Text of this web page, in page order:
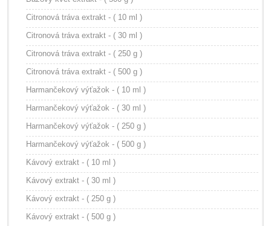
Citronová tráva extrakt - ( 10 ml )
Citronová tráva extrakt - ( 30 ml )
Citronová tráva extrakt - ( 250 g )
Citronová tráva extrakt - ( 500 g )
Harmančekový výťažok - ( 10 ml )
Harmančekový výťažok - ( 30 ml )
Harmančekový výťažok - ( 250 g )
Harmančekový výťažok - ( 500 g )
Kávový extrakt - ( 10 ml )
Kávový extrakt - ( 30 ml )
Kávový extrakt - ( 250 g )
Kávový extrakt - ( 500 g )